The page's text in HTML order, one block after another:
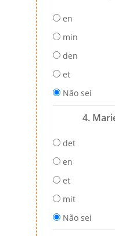
en
min
den
et
Não sei
4.
det
en
et
mit
Não sei